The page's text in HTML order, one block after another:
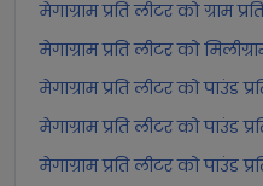
मेगाग्राम प्रति लीटर को ग्राम
मेगाग्राम प्रति लीटर को
मेगाग्राम प्रति लीटर को पाउंड
मेगाग्राम प्रति लीटर को पाउंड
मेगाग्राम प्रति लीटर को पाउंड